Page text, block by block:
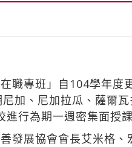
職專班」自104學年度
加、尼加拉瓜、薩爾
行為期一週密集面授課
發展協會會長艾米格、